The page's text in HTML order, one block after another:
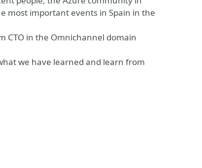
most important events in Spain in the
CTO in the Omnichannel domain
we have learned and learn from